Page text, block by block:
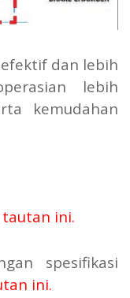
dan lebih
lebih
kemudahan
tautan ini.
spesifikasi
ini.